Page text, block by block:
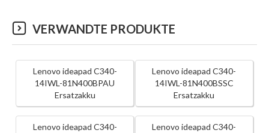
VERWANDTE PRODUKTE
Lenovo ideapad C340-
14IWL-81N400BPAU
Ersatzakku
Lenovo ideapad C340-
14IWL-81N400BSSC
Ersatzakku
Lenovo ideapad C340-
Lenovo ideapad C340-